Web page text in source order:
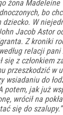
żona Madeleine
bo
dziecko. W
Jacob Astor
Z kroniki
relacji
się z członkiem
przeszkodzić w
wsiadaniu do
potem, jak już
wrócił na
się do szalupy.”